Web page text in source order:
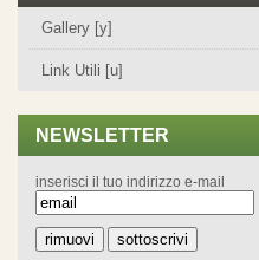
Gallery [y]
Link Utili [u]
NEWSLETTER
inserisci il tuo indirizzo e-mail